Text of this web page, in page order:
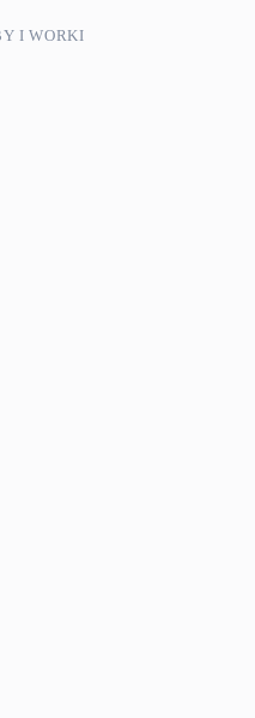
I WORKI